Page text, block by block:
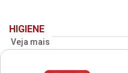
HIGIENE
Veja mais